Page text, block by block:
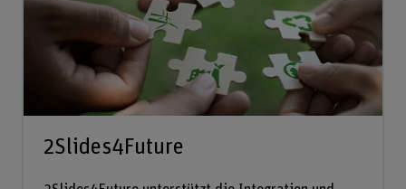
2Slides4Future